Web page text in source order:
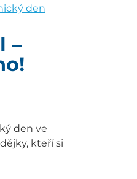
den
–
den ve
kteří si